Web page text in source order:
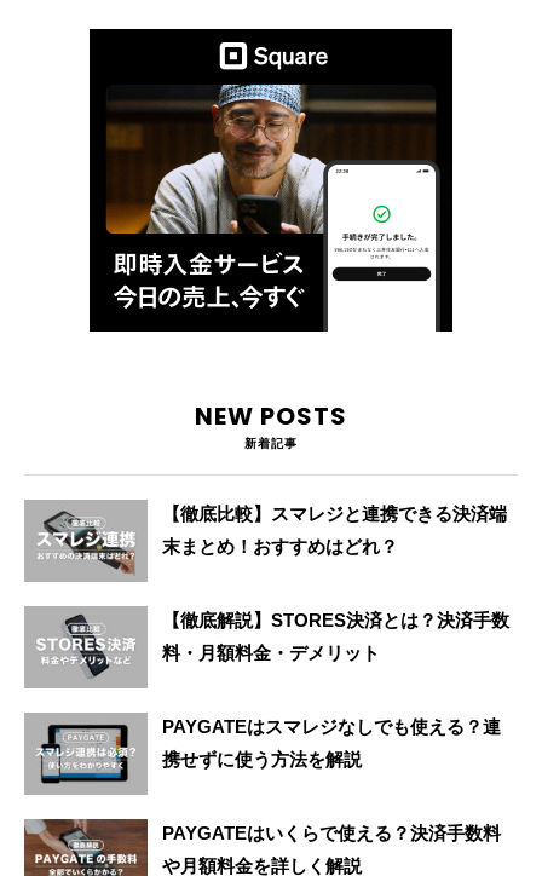
NEW POSTS
新着記事
【徹底比較】スマレジと連携できる決済端
末まとめ！おすすめはどれ？
【徹底解説】STORES決済とは？決済手数
料・月額料金・デメリット
PAYGATEはスマレジなしでも使える？連
携せずに使う方法を解説
PAYGATEはいくらで使える？決済手数料
や月額料金を詳しく解説